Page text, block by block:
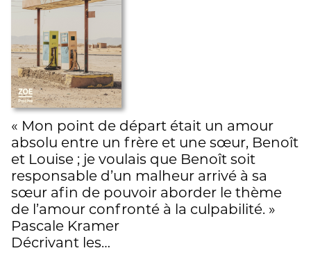
« Mon point de départ était un amour
absolu entre un frère et une sœur, Benoît
et Louise ; je voulais que Benoît soit
responsable d’un malheur arrivé à sa
sœur afin de pouvoir aborder le thème
de l’amour confronté à la culpabilité. »
Pascale Kramer
Décrivant les…